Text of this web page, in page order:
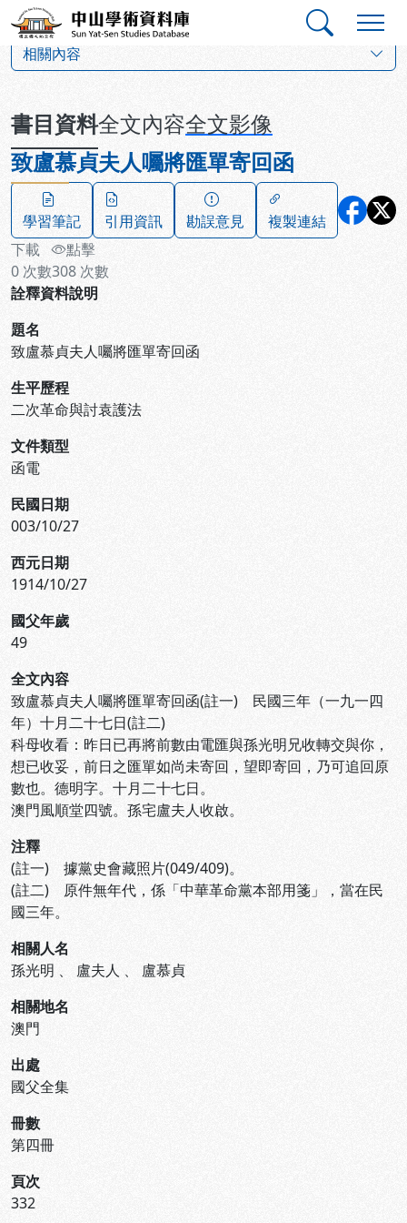
跳到主要內容
中山學術資料庫
相關內容
書目資料全文內容全文影像
致盧慕貞夫人囑將匯單寄回函
學習筆記 引用資訊 勘誤意見
複製連結
下載
0 次數
點擊
308 次數
詮釋資料說明
題名
致盧慕貞夫人囑將匯單寄回函
生平歷程
二次革命與討袁護法
文件類型
函電
民國日期
003/10/27
西元日期
1914/10/27
國父年歲
49
全文內容
致盧慕貞夫人囑將匯單寄回函(註一) 民國三年（一九一四
年）十月二十七日(註二)
科母收看：昨日已再將前數由電匯與孫光明兄收轉交與你，
想已收妥，前日之匯單如尚未寄回，望即寄回，乃可追回原
數也。德明字。十月二十七日。
澳門風順堂四號。孫宅盧夫人收啟。
注釋
(註一) 據黨史會藏照片(049/409)。
(註二) 原件無年代，係「中華革命黨本部用箋」，當在民
國三年。
相關人名
孫光明 、 盧夫人 、 盧慕貞
相關地名
澳門
出處
國父全集
冊數
第四冊
頁次
332